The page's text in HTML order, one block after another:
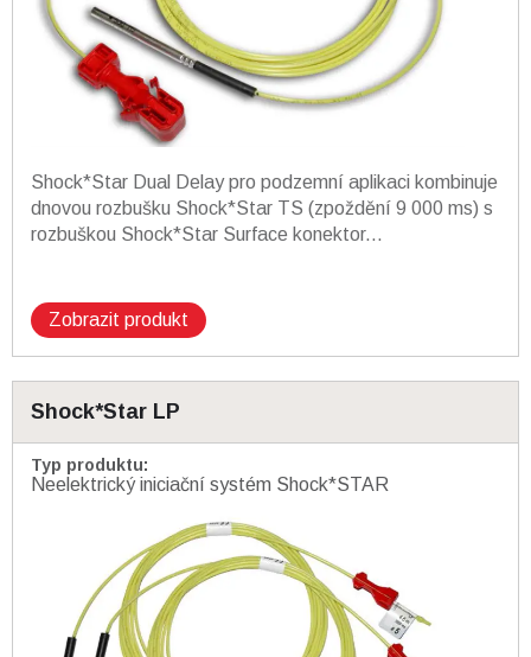
Shock*Star Dual Delay pro podzemní aplikaci kombinuje
dnovou rozbušku Shock*Star TS (zpoždění 9 000 ms) s
rozbuškou Shock*Star Surface konektor...
Zobrazit produkt
Shock*Star LP
Typ produktu:
Neelektrický iniciační systém Shock*STAR